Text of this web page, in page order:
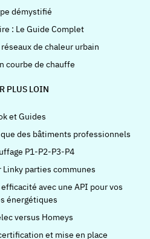
démystifié
: Le Guide Complet
de chaleur urbain
courbe de chauffe
PLUS LOIN
et Guides
des bâtiments professionnels
P1-P2-P3-P4
parties communes
avec une API pour vos
énergétiques
versus Homeys
et mise en place